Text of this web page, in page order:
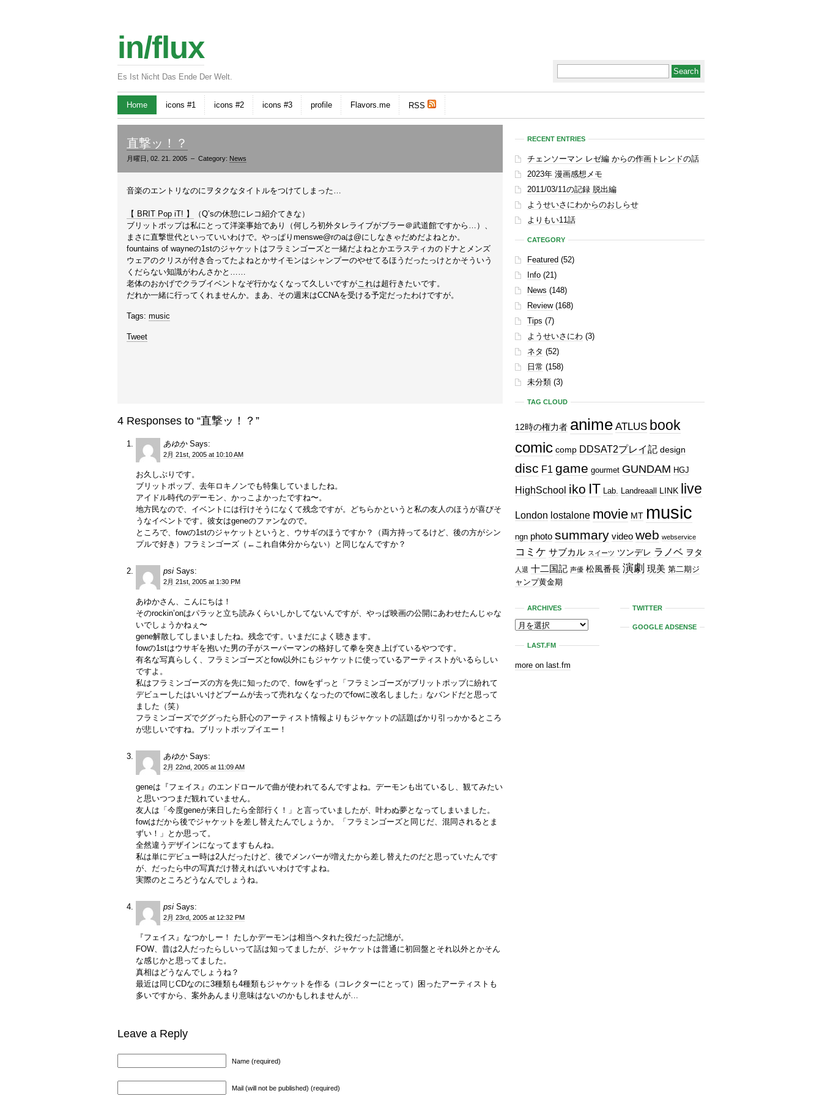
in/flux
Es Ist Nicht Das Ende Der Welt.
Home icons #1 icons #2 icons #3 profile Flavors.me RSS
直撃ッ！？
月曜日, 02. 21. 2005 – Category: News
音楽のエントリなのにヲタクなタイトルをつけてしまった…
【 BRIT Pop iT! 】
（Q’sの休憩にレコ紹介てきな）
ブリットポップは私にとって洋楽事始であり（何しろ初外タレライブがブラー＠武道館ですから…）、
まさに直撃世代といっていいわけで。やっぱりmenswe@rのaは@にしなきゃだめだよねとか。
fountains of wayneの1stのジャケットはフラミンゴーズと一緒だよねとかエラスティカのドナとメンズ
ウェアのクリスが付き合ってたよねとかサイモンはシャンプーのやせてるほうだったっけとかそういう
くだらない知識がわんさかと……
老体のおかげでクラブイベントなぞ行かなくなって久しいですがこれは超行きたいです。
だれか一緒に行ってくれませんか。まあ、その週末はCCNAを受ける予定だったわけですが。
Tags: music
Tweet
4 Responses to “直撃ッ！？”
あゆかSays:
2月 21st, 2005 at 10:10 AM
お久しぶりです。
ブリットポップ、去年ロキノンでも特集していましたね。
アイドル時代のデーモン、かっこよかったですね〜。
地方民なので、イベントには行けそうになくて残念ですが。どちらかというと私の友人のほうが喜びそ
うなイベントです。彼女はgeneのファンなので。
ところで、fowの1stのジャケットというと、ウサギのほうですか？（両方持ってるけど、後の方がシン
プルで好き）フラミンゴーズ（←これ自体分からない）と同じなんですか？
psi Says:
2月 21st, 2005 at 1:30 PM
あゆかさん、こんにちは！
そのrockin’onはパラッと立ち読みくらいしかしてないんですが、やっぱ映画の公開にあわせたんじゃな
いでしょうかねぇ〜
gene解散してしまいましたね。残念です。いまだによく聴きます。
fowの1stはウサギを抱いた男の子がスーパーマンの格好して拳を突き上げているやつです。
有名な写真らしく、フラミンゴーズとfow以外にもジャケットに使っているアーティストがいるらしい
ですよ。
私はフラミンゴーズの方を先に知ったので、fowをずっと「フラミンゴーズがブリットポップに紛れて
デビューしたはいいけどブームが去って売れなくなったのでfowに改名しました」なバンドだと思って
ました（笑）
フラミンゴーズでググったら肝心のアーティスト情報よりもジャケットの話題ばかり引っかかるところ
が悲しいですね。ブリットポップイエー！
あゆかSays:
2月 22nd, 2005 at 11:09 AM
geneは『フェイス』のエンドロールで曲が使われてるんですよね。デーモンも出ているし、観てみたい
と思いつつまだ観れていません。
友人は「今度geneが来日したら全部行く！」と言っていましたが、叶わぬ夢となってしまいました。
fowはだから後でジャケットを差し替えたんでしょうか。「フラミンゴーズと同じだ、混同されるとま
ずい！」とか思って。
全然違うデザインになってますもんね。
私は単にデビュー時は2人だったけど、後でメンバーが増えたから差し替えたのだと思っていたんです
が、だったら中の写真だけ替えればいいわけですよね。
実際のところどうなんでしょうね。
psi Says:
2月 23rd, 2005 at 12:32 PM
『フェイス』なつかしー！ たしかデーモンは相当ヘタれた役だった記憶が。
FOW、昔は2人だったらしいって話は知ってましたが、ジャケットは普通に初回盤とそれ以外とかそん
な感じかと思ってました。
真相はどうなんでしょうね？
最近は同じCDなのに3種類も4種類もジャケットを作る（コレクターにとって）困ったアーティストも
多いですから、案外あんまり意味はないのかもしれませんが…
Leave a Reply
Name (required)
Mail (will not be published) (required)
RECENT ENTRIES
チェンソーマン レゼ編 からの作画トレンドの話
2023年 漫画感想メモ
2011/03/11の記録 脱出編
ようせいさにわからのおしらせ
よりもい11話
CATEGORY
Featured (52)
Info (21)
News (148)
Review(168)
Tips (7)
ようせいさにわ (3)
ネタ (52)
日常 (158)
未分類 (3)
TAG CLOUD
12時の権力者 anime ATLUS book
comic comp DDSAT2プレイ記 design
disc F1 game gourmet GUNDAM HGJ
HighSchool iko IT Lab. Landreaall LINK live
London lostalone movie MT music
ngn photo summary video web webservice
コミケ サブカル スイーツ ツンデレ ラノベ ヲタ
人退 十二国記 声優 松風番長 演劇 現美 第二期ジ
ャンプ黄金期
TWITTER
GOOGLE ADSENSE
ARCHIVES
LAST.FM
more on last.fm